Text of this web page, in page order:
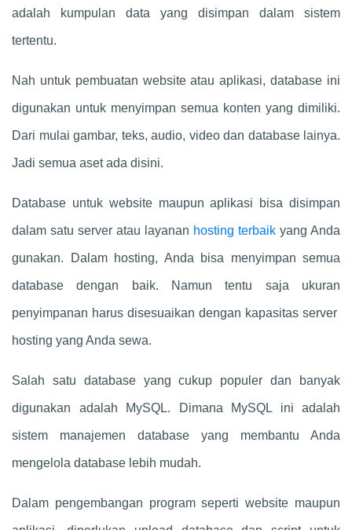
adalah kumpulan data yang disimpan dalam sistem
tertentu.
Nah untuk pembuatan website atau aplikasi, database ini
digunakan untuk menyimpan semua konten yang dimiliki.
Dari mulai gambar, teks, audio, video dan database lainya.
Jadi semua aset ada disini.
Database untuk website maupun aplikasi bisa disimpan
dalam satu server atau layanan hosting terbaik yang Anda
gunakan. Dalam hosting, Anda bisa menyimpan semua
database dengan baik. Namun tentu saja ukuran
penyimpanan harus disesuaikan dengan kapasitas server
hosting yang Anda sewa.
Salah satu database yang cukup populer dan banyak
digunakan adalah MySQL. Dimana MySQL ini adalah
sistem manajemen database yang membantu Anda
mengelola database lebih mudah.
Dalam pengembangan program seperti website maupun